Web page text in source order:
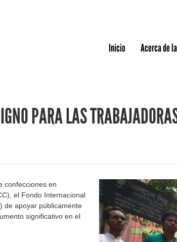
Inicio Acerca de
PARA LAS
confecciones en
el Fondo Internacional
de apoyar públicamente
significativo en el